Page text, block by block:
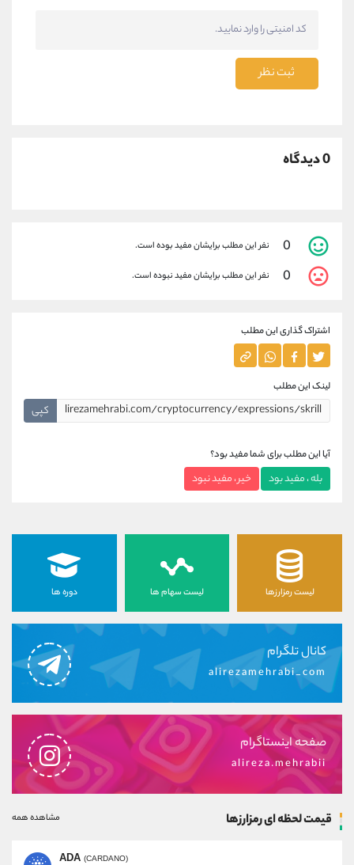
ثبت نظر
0 دیدگاه
0 نفر این مطلب برایشان مفید بوده است.
0 نفر این مطلب برایشان مفید نبوده است.
اشتراک گذاری این مطلب
لینک این مطلب
کپی
آیا این مطلب برای شما مفید بود؟
بله ، مفید بود خیر ، مفید نبود
لیست رمزارزها لیست سهام ها دوره ها
کانال تلگرام
alirezamehrabi_com
صفحه اینستاگرام
alireza.mehrabii
قیمت لحظه ای رمزارزها مشاهده همه
ADA (CARDANO)